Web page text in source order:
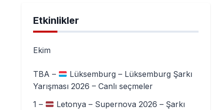
Etkinlikler
Ekim
TBA –
Lüksemburg – Lüksemburg Şarkı
Yarışması 2026 – Canlı seçmeler
1 –
Letonya – Supernova 2026 – Şarkı